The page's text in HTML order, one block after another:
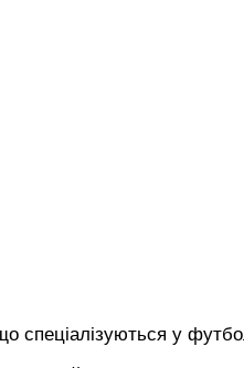
спеціалізуються у